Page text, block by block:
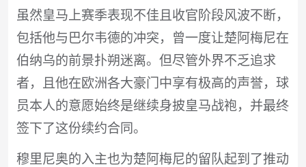
虽然皇马上赛季表现不佳且收官阶段风波不断，
包括他与巴尔韦德的冲突，曾一度让楚阿梅尼在
伯纳乌的前景扑朔迷离。但尽管外界不乏追求
者，且他在欧洲各大豪门中享有极高的声誉，球
员本人的意愿始终是继续身披皇马战袍，并最终
签下了这份续约合同。
穆里尼奥的入主也为楚阿梅尼的留队起到了推动